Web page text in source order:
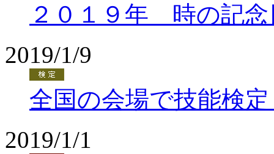
２０１９年 時の記
2019/1/9
全国の会場で技能検
2019/1/1